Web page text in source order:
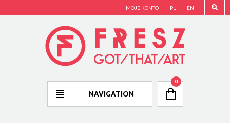
MOJE KONTO PL EN
NAVIGATION
0